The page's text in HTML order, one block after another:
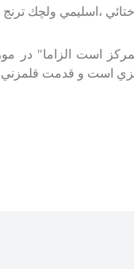
،اسليمي‌ ولچك‌
است‌ الزاما" در
است‌ و قدمت‌